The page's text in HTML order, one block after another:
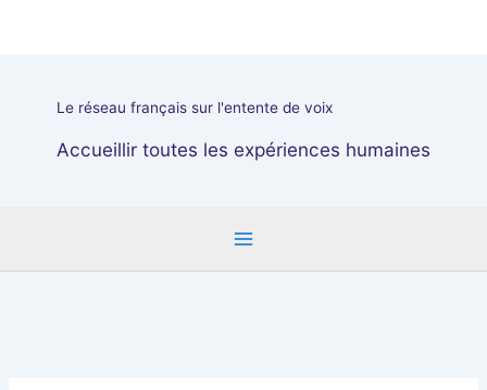
Le réseau français sur l'entente de voix
Accueillir toutes les expériences humaines